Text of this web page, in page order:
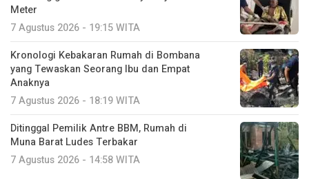
Meter
7 Agustus 2026 - 19:15 WITA
Kronologi Kebakaran Rumah di Bombana
yang Tewaskan Seorang Ibu dan Empat
Anaknya
7 Agustus 2026 - 18:19 WITA
Ditinggal Pemilik Antre BBM, Rumah di
Muna Barat Ludes Terbakar
7 Agustus 2026 - 14:58 WITA